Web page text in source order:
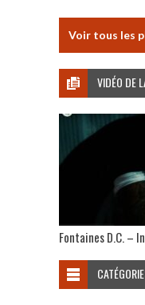
Voir tous les
VIDÉO DE
Fontaines D.C. –